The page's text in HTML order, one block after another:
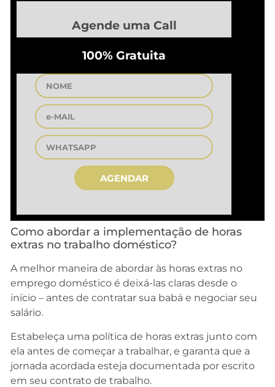
Agende uma Call
100% Gratuita
AGENDAR
Como abordar a implementação de horas
extras no trabalho doméstico?
A melhor maneira de abordar às horas extras no
emprego doméstico é deixá-las claras desde o
início – antes de contratar sua babá e negociar seu
salário.
Estabeleça uma política de horas extras junto com
ela antes de começar a trabalhar, e garanta que a
jornada acordada esteja documentada por escrito
em seu contrato de trabalho.